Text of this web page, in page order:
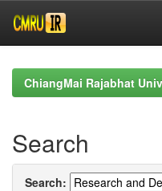
navigationChiangMai Rajabhat
Search
Search: